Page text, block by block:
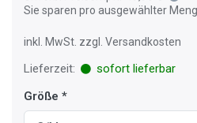
Sie sparen pro ausgewählter
inkl. MwSt. zzgl. Versandkosten
Lieferzeit:
sofort lieferbar
Größe